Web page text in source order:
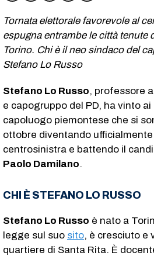
Tornata elettorale favorevole al
espugna entrambe le città tenute
Torino. Chi è il neo sindaco del
Stefano Lo Russo
Stefano Lo Russo, professore
e capogruppo del PD, ha vinto
capoluogo piemontese che si
ottobre diventando
centrosinistra e battendo il
Paolo Damilano.
CHI È STEFANO LO RUSSO
Stefano Lo Russo è nato a
legge sul suo sito, è cresciuto e
quartiere di Santa Rita. È